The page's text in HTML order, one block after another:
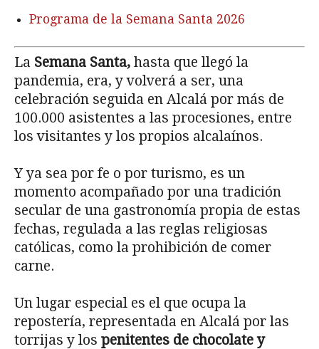
Programa de la Semana Santa 2026
La Semana Santa, hasta que llegó la
pandemia, era, y volverá a ser, una
celebración seguida en Alcalá por más de
100.000 asistentes a las procesiones, entre
los visitantes y los propios alcalaínos.
Y ya sea por fe o por turismo, es un
momento acompañado por una tradición
secular de una gastronomía propia de estas
fechas, regulada a las reglas religiosas
católicas, como la prohibición de comer
carne.
Un lugar especial es el que ocupa la
repostería, representada en Alcalá por las
torrijas y los penitentes de chocolate y